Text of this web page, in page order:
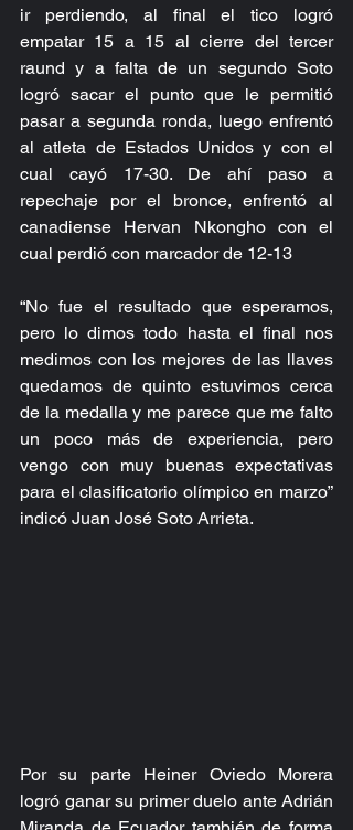
ir perdiendo, al final el tico logró
empatar 15 a 15 al cierre del tercer
raund y a falta de un segundo Soto
logró sacar el punto que le permitió
pasar a segunda ronda, luego enfrentó
al atleta de Estados Unidos y con el
cual cayó 17-30. De ahí paso a
repechaje por el bronce, enfrentó al
canadiense Hervan Nkongho con el
cual perdió con marcador de 12-13
“No fue el resultado que esperamos,
pero lo dimos todo hasta el final nos
medimos con los mejores de las llaves
quedamos de quinto estuvimos cerca
de la medalla y me parece que me falto
un poco más de experiencia, pero
vengo con muy buenas expectativas
para el clasificatorio olímpico en marzo”
indicó Juan José Soto Arrieta.
Por su parte Heiner Oviedo Morera
logró ganar su primer duelo ante Adrián